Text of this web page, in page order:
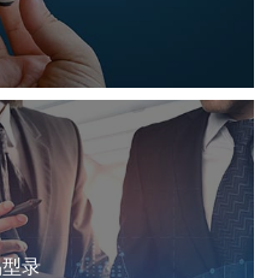
录